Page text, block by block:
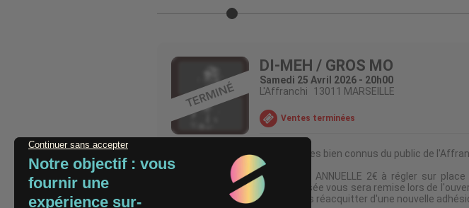
DI-MEH / GROS MO
Samedi 25 Avril 2026 - 20h00
L'Affranchi
13011 MARSEILLE
Ventes terminées
Deux artistes bien connus du public de
*ADHESION ANNUELLE 2€ à régler sur
personnalisée vous sera remise lors de
ne pas vous réacquitter d'une nouvelle